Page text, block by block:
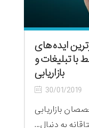
ایده های
با تبلیغات و
بازاریابی
30/01/2019
بازاریابی
به دنبال...